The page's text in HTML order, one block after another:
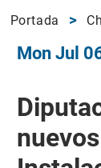
Portada
Mon Jul